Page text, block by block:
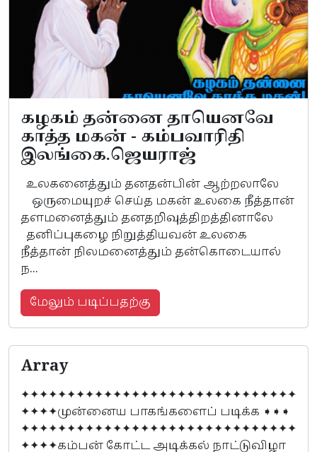
கழகம் தன்னை தாயெனவே
காத்த மகன் - கம்பவாரிதி
இலங்கை.ஜெயராஜ்
உலகனைத்தும் தனதன்பின் ஆற்றலாலே
ஒருமையுறச் செய்த மகன் உலகை நீத்தான்
தளமனைத்தும் தனதறிவுத்திறத்தினாலே
தனிப்புகழை நிறுத்தியவன் உலகை
நீத்தான் நிலமனைத்தும் தன்கொடையால்
ந...
மேலும் படிப்பதற்கு
Array
✦✦✦✦✦✦✦✦✦✦✦✦✦✦✦✦✦✦✦✦✦✦✦✦✦✦✦✦✦✦
✦✦✦✦முன்னைய பாகங்களைப் படிக்க ➧➧➧
✦✦✦✦✦✦✦✦✦✦✦✦✦✦✦✦✦✦✦✦✦✦✦✦✦✦✦✦✦✦
✦✦✦✦கம்பன் கோட்ட அடிக்கல் நாட்டுவிழா